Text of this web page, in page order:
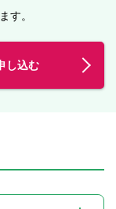
す。
し込む